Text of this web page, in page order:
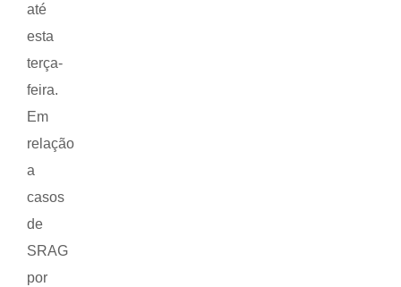
até
esta
terça-
feira.
Em
relação
a
casos
de
SRAG
por